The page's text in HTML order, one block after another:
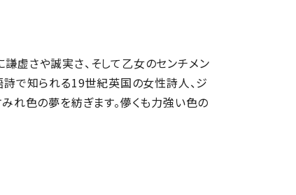
虚さや誠実さ、そして乙女のセンチメン
詩で知られる19世紀英国の女性詩人、ジ
れ色の夢を紡ぎます。儚くも力強い色の